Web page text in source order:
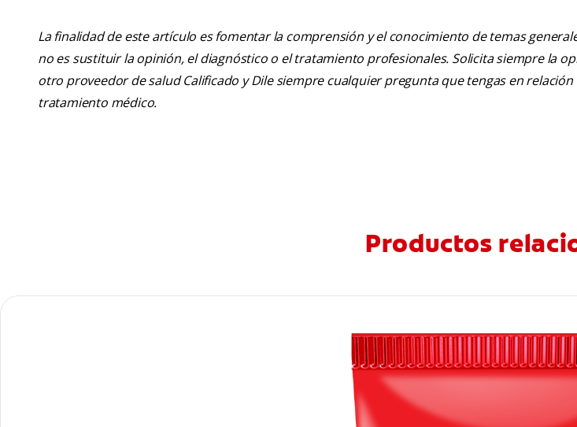
La finalidad de este artículo es fomentar la comprensión y el conocimiento de temas
no es sustituir la opinión, el diagnóstico o el tratamiento profesionales. Solicita siempre la
otro proveedor de salud Calificado y Dile siempre cualquier pregunta que tengas en
tratamiento médico.
Productos